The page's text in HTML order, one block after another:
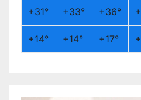
+31° +33° +36° +
+14° +14° +17° +